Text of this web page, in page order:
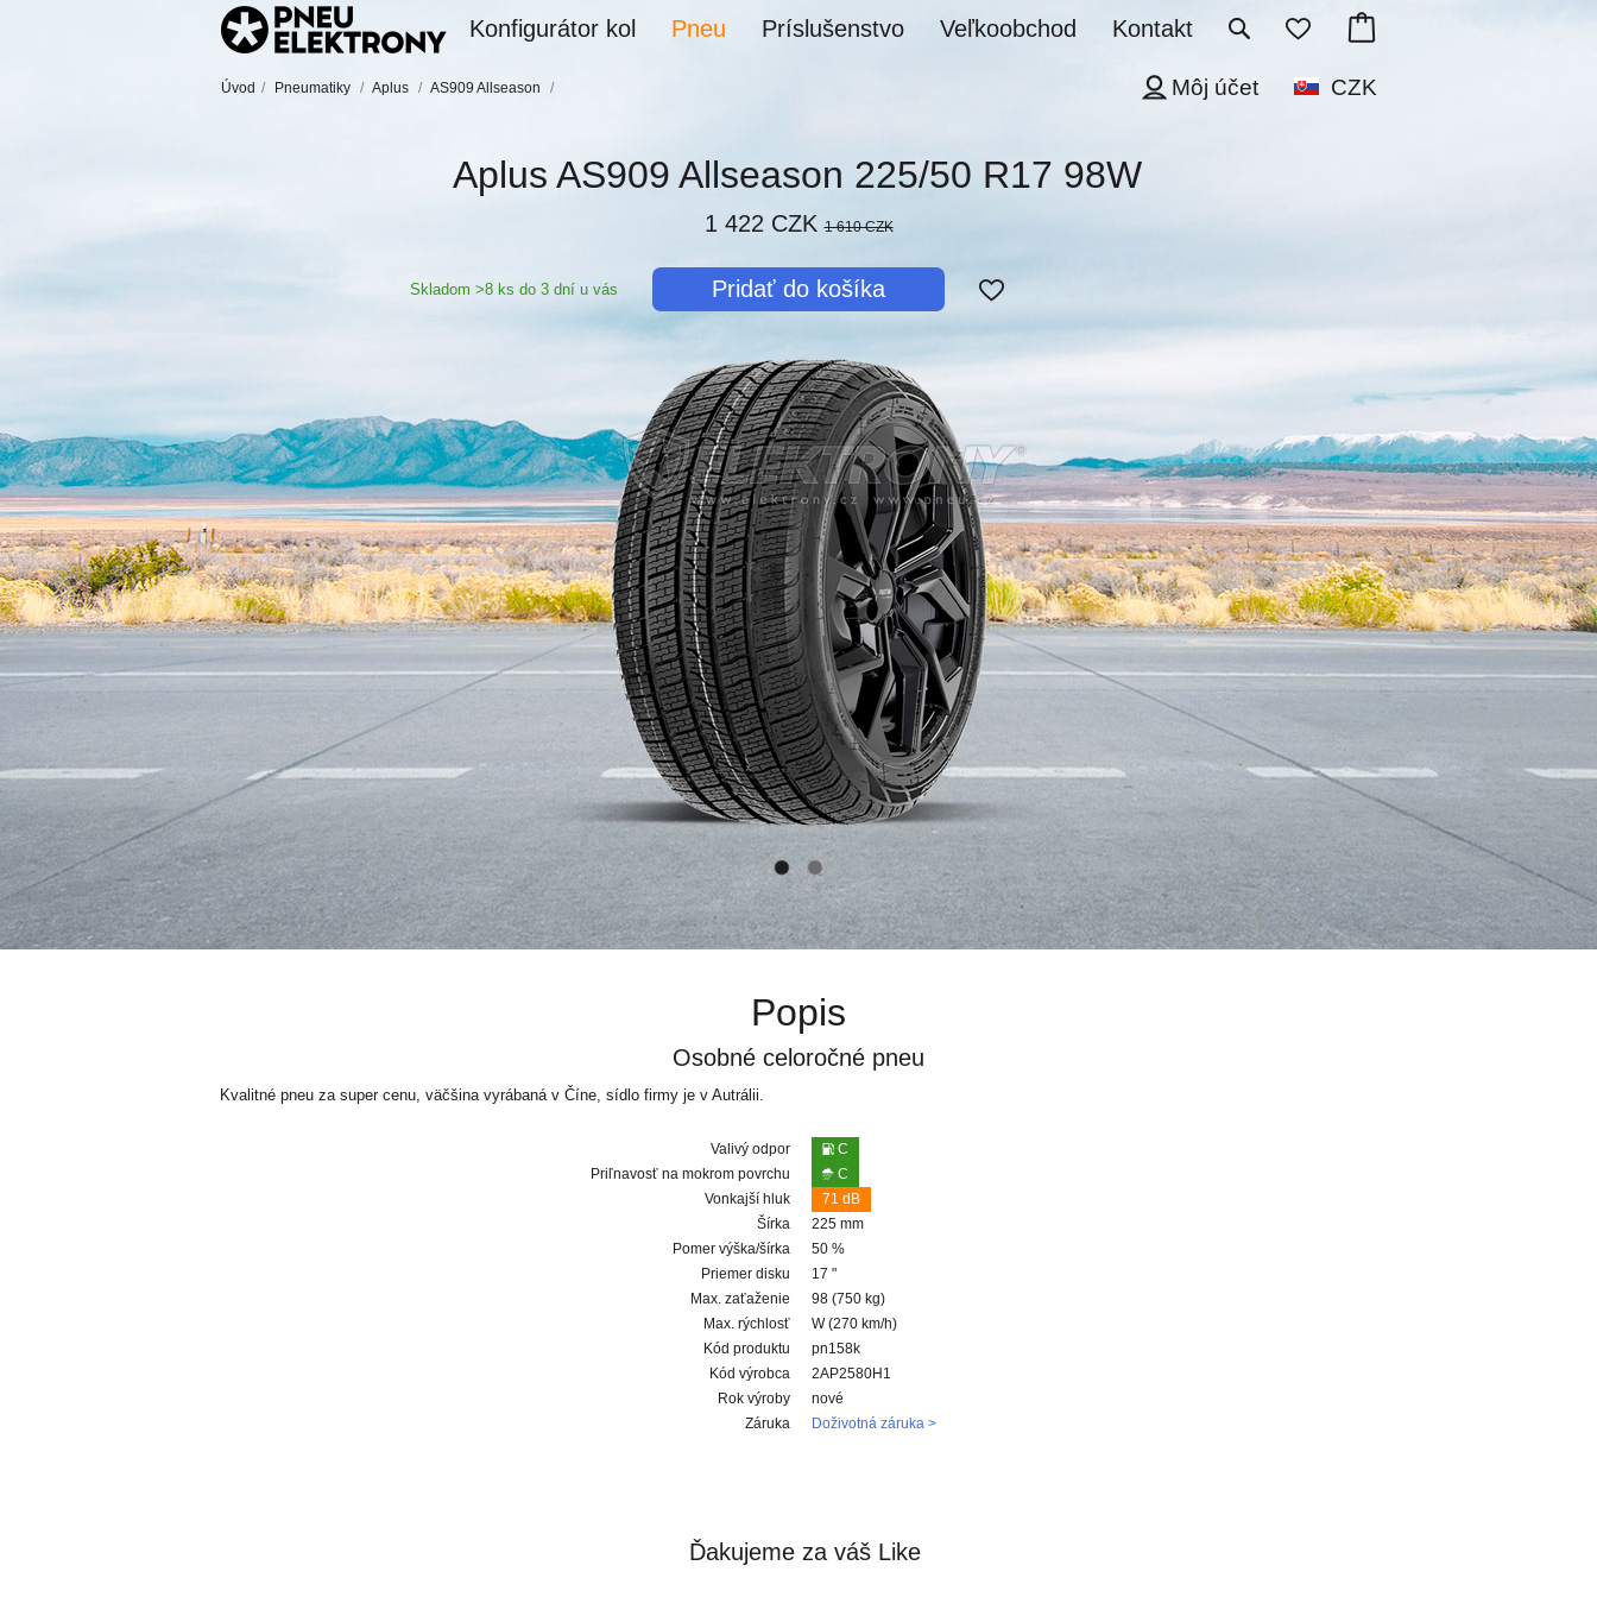
Kontakt
Veľkoobchod
Príslušenstvo
Pneu
Konfigurátor kol
Úvod / Pneumatiky / Aplus / AS909 Allseason / CZK
Môj účet
Aplus AS909 Allseason 225/50 R17 98W
1 422 CZK1 610 CZK
Skladom >8 ks do 3 dní u vás Pridať do košíka
Popis
Osobné celoročné pneu
Kvalitné pneu za super cenu, väčšina vyrábaná v Číne, sídlo firmy je v Autrálii.
Valivý odpor
C
Priľnavosť na mokrom povrchu
C
Vonkajší hluk
71 dB
Šírka
225 mm
Pomer výška/šírka
50 %
Priemer disku
17 "
Max. zaťaženie
98 (750 kg)
Max. rýchlosť
W (270 km/h)
Kód produktu
pn158k
Kód výrobca
2AP2580H1
Rok výroby
nové
Záruka
Doživotná záruka >
Ďakujeme za váš Like